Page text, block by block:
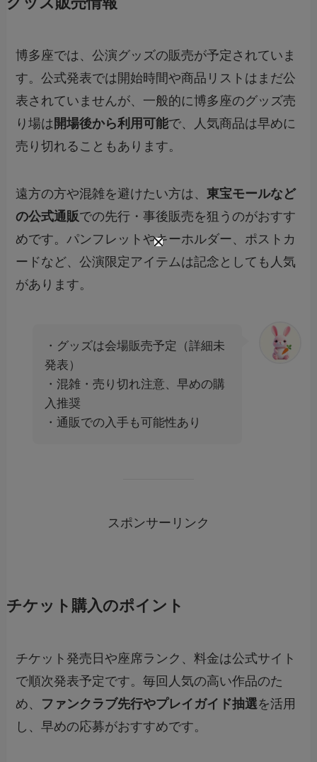
博多座では、公演グッズの販売が予定されていま
す。公式発表では開始時間や商品リストはまだ公
表されていませんが、一般的に博多座のグッズ売
り場は 開場後から利用可能で、人気商品は早めに
売り切れることもあります。
遠方の方や混雑を避けたい方は、東宝モールなど
の公式通販での先行・事後販売を狙うのがおすす
めです。パンフレットやキーホルダー、ポストカ
ードなど、公演限定アイテムは記念としても人気
があります。
・グッズは会場販売予定（詳細未
発表）
・混雑・売り切れ注意、早めの購
入推奨
・通販での入手も可能性あり
スポンサーリンク
チケット購入のポイント
チケット発売日や座席ランク、料金は公式サイト
で順次発表予定です。毎回人気の高い作品のた
め、 ファンクラブ先行やプレイガイド抽選を活用
し、早めの応募がおすすめです。